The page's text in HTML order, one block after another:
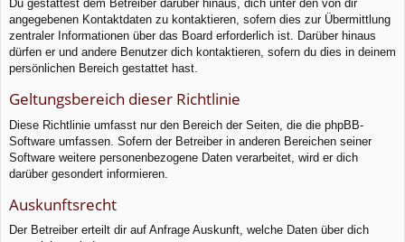
Du gestattest dem Betreiber darüber hinaus, dich unter den von dir
angegebenen Kontaktdaten zu kontaktieren, sofern dies zur Übermittlung
zentraler Informationen über das Board erforderlich ist. Darüber hinaus
dürfen er und andere Benutzer dich kontaktieren, sofern du dies in deinem
persönlichen Bereich gestattet hast.
Geltungsbereich dieser Richtlinie
Diese Richtlinie umfasst nur den Bereich der Seiten, die die phpBB-
Software umfassen. Sofern der Betreiber in anderen Bereichen seiner
Software weitere personenbezogene Daten verarbeitet, wird er dich
darüber gesondert informieren.
Auskunftsrecht
Der Betreiber erteilt dir auf Anfrage Auskunft, welche Daten über dich